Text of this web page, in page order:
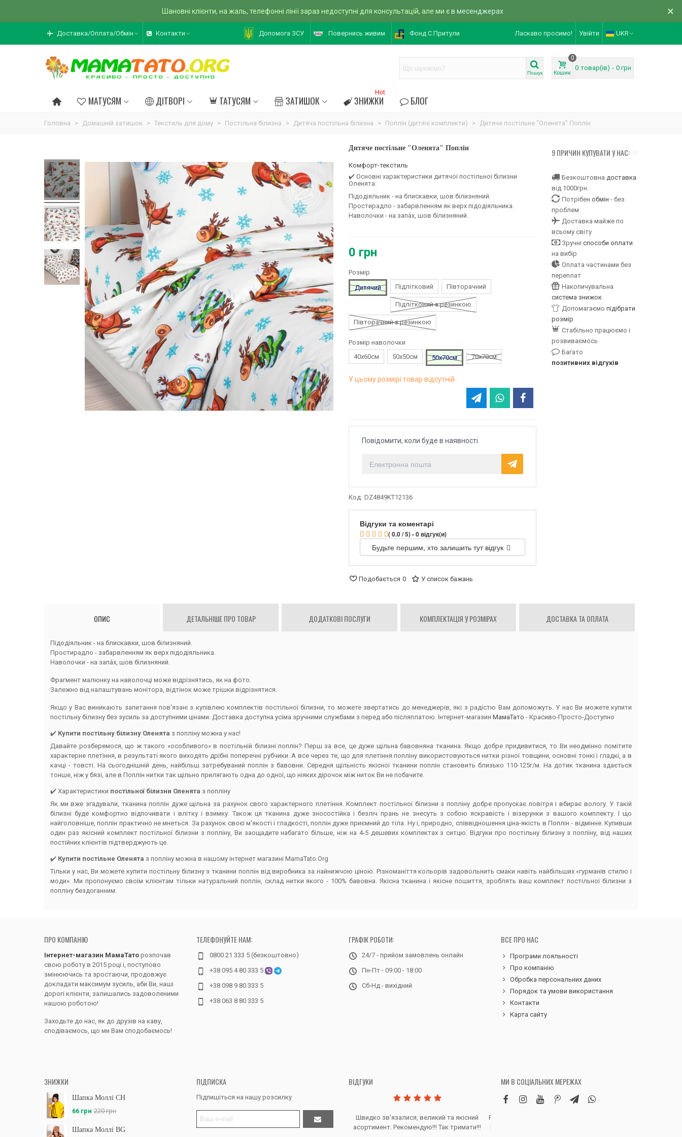
Шановні клієнти, на жаль, телефонні лінії зараз недоступні для консультацій, але ми єв месенджерах ×
Доставка/Оплата/Обмін Контакти Допомога ЗСУ Повернись живим Фонд С.Притули Ласкаво просимо! Увійти UKR
Пошук Кошик
0
0 товар(ів) - 0 грн
МАТУСЯМ ДІТВОРІ ТАТУСЯМ ЗАТИШОК ЗНИЖКИ
Hot
БЛОГ
Головна > Домашній затишок > Текстиль для дому > Постільна білизна > Дитяча постільна білизна > Поплін (дитячі комплекти) > Дитяче постільне "Оленята" Поплін
Дитяче постільне "Оленята" Поплін
Комфорт-текстиль
✔️ Основні характеристики дитячої постільної білизни
Оленята:
Підодіяльник - на блискавки, шов білизняний.
Простирадло - забарвленням як верх підодіяльника.
Наволочки - на запа́х, шов білизняний.
0 грн
Розмір
Дитячий
Підлітковий Півторачний
Підлітковий з резинкою
Півторачний з резинкою
Розмір наволочки
40х60см
50х50см 50х70см 70х70см
У цьому розмірі товар відсутній
Повідомити, коли буде в наявності
Код: DZ4849KT12136
Відгуки та коментарі
( 0.0 / 5) - 0 відгук(и)
Будьте першим, хто залишить тут відгук
Подобається 0 У список бажань
9 ПРИЧИН КУПУВАТИ У НАС:
Безкоштовна доставка
від 1000грн.
Потрібен обмін - без
проблем
Доставка майже по
всьому світу
Зручні способи оплати
на вибір
Оплата частинами без
переплат
Накопичувальна
система знижок
Допомагаємо підібрати
розмір
Стабільно працюємо і
розвиваємось
Багато
позитивних відгуків
ОПИС ДЕТАЛЬНІШЕ ПРО ТОВАР ДОДАТКОВІ ПОСЛУГИ КОМПЛЕКТАЦІЯ У РОЗМІРАХ ДОСТАВКА ТА ОПЛАТА
Підодіяльник - на блискавки, шов білизняний.
Простирадло - забарвленням як верх підодіяльника.
Наволочки - на запа́х, шов білизняний.
Фрагмент малюнку на наволочці може відрізнятись, як на фото.
Залежно від налаштувань монітора, відтінок може трішки відрізнятися.
Якщо у Вас виникають запитання пов'язані з купівлею комплектів постільної білизни, то можете звертатись до менеджерів, які з радістю Вам допоможуть. У нас Ви можете купити
постільну білизну без зусиль за доступними цінами. Доставка доступна усіма зручними службами з перед або післяплатою. Інтернет-магазин МамаТато - Красиво-Просто-Доступно
✔️ Купити постільну білизну Оленята з попліну можна у нас!
Давайте розберемося, що ж такого «особливого» в постільній білизні поплін? Перш за все, це дуже щільна бавовняна тканина. Якщо добре придивитися, то Ви неодмінно помітите
характерне плетіння, в результаті якого виходять дрібні поперечні рубчики. А все через те, що для плетіння попліну використовуються нитки різної товщини, основні тонкі і гладкі, а в
качці - товсті. На сьогоднішній день, найбільш затребуваний поплін з бавовни. Середня щільність якісної тканини поплін становить близько 110-125г/м. На дотик тканина здається
тонше, ніж у бязі, але в Поплін нитки так щільно прилягають одна до одної, що ніяких дірочок між ниток Ви не побачите.
✔️ Характеристики постільної білизни Оленята з попліну
Як ми вже згадували, тканина поплін дуже щільна за рахунок свого характерного плетіння. Комплект постільної білизни з попліну добре пропускає повітря і вбирає вологу. У такій
білизні буде комфортно відпочивати і влітку і взимку. Також ця тканина дуже зносостійка і безліч прань не знесуть з собою яскравість і візерунки з вашого комплекту. І що
найголовніше, поплін практично не мнеться. За рахунок своєї м'якості і гладкості, поплін дуже приємний до тіла. Ну і, природно, співвідношення ціна-якість в Поплін - відмінне. Купивши
один раз якісний комплект постільної білизни з попліну, Ви заощадите набагато більше, ніж на 4-5 дешевих комплектах з ситцю. Відгуки про постільну білизну з попліну, від наших
постійних клієнтів підтверджують це.
✔️ Купити постільне Оленята з попліну можна в нашому інтернет магазині MamaTato.Org
Тільки у нас, Ви можете купити постільну білизну з тканини поплін від виробника за найнижчою ціною. Різноманіття кольорів задовольнить смаки навіть найбільших «гурманів стилю і
моди». Ми пропонуємо своїм клієнтам тільки натуральний поплін, склад нитки якого - 100% бавовна. Якісна тканина і якісне пошиття, зроблять ваш комплект постільної білизни з
попліну бездоганним.
ПРО КОМПАНІЮ
Інтернет-магазин МамаТато розпочав
свою роботу в 2015 році і, поступово
змінюючись та зростаючи, продовжує
докладати максимум зусиль, аби Ви, наші
дорогі клієнти, залишались задоволеними
нашою роботою!
Заходьте до нас, як до друзів на каву,
сподіваємось, що ми Вам сподобаємось!
ТЕЛЕФОНУЙТЕ НАМ:
0800 21 333 5 (безкоштовно)
+38 095 4 80 333 5
+38 098 9 80 333 5
+38 063 8 80 333 5
ГРАФІК РОБОТИ:
24/7 - прийом замовлень онлайн
Пн-Пт - 09:00 - 18:00
Сб-Нд - вихідний
ВСЕ ПРО НАС
Програми лояльності
Про компанію
Обробка персональних даних
Порядок та умови використання
Контакти
Карта сайту
ЗНИЖКИ
Шапка Моллі CH
66 грн 220 грн
Шапка Моллі BG
ПІДПИСКА
Підпишіться на нашу розсилку
ВІДГУКИ
Дякую за все, продавець супер.
Швидко звʼязалися, великий та якісний
асортимент. Рекомендую!!! Так тримати!!!
Робила замовлення дитячих вельветових
штанів. Дуже вдячна магазину, доставка
МИ В СОЦІАЛЬНИХ МЕРЕЖАХ